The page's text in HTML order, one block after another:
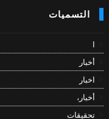
التسميات
أخبار
اخبار
أخبار،
تحقيقات